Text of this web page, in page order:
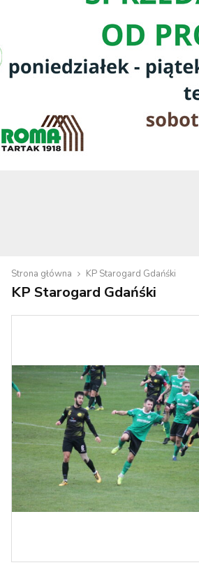
Strona główna KP Starogard Gdańśki
KP Starogard Gdańśki